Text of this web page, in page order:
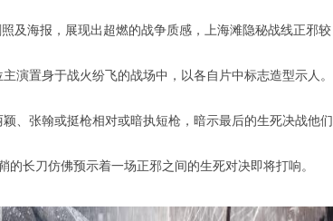
及海报，展现出超燃的战争质感，上海滩隐秘战线正邪较
演置身于战火纷飞的战场中，以各自片中标志造型示人。
、张翰或挺枪相对或暗执短枪，暗示最后的生死决战他们
长刀仿佛预示着一场正邪之间的生死对决即将打响。